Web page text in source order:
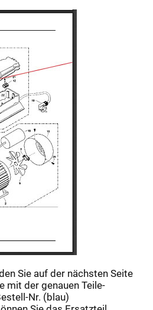
Sie auf der nächsten Seite
mit der genauen Teile-
Nr. (blau)